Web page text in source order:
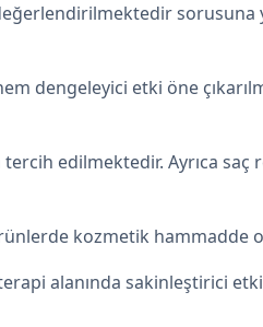
sorusuna
dengeleyici etki öne
edilmektedir. Ayrıca saç
kozmetik hammadde
alanında sakinleştirici